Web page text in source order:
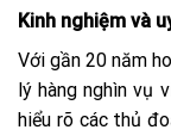
Kinh nghiệm và
Với gần 20 năm
lý hàng nghìn vụ
hiểu rõ các thủ